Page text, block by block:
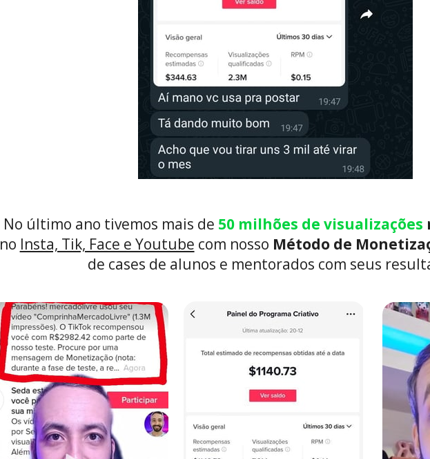
No último ano tivemos mais de 50 milhões de visualizações
no Insta, Tik, Face e Youtube com nosso Método de
de cases de alunos e mentorados com seus